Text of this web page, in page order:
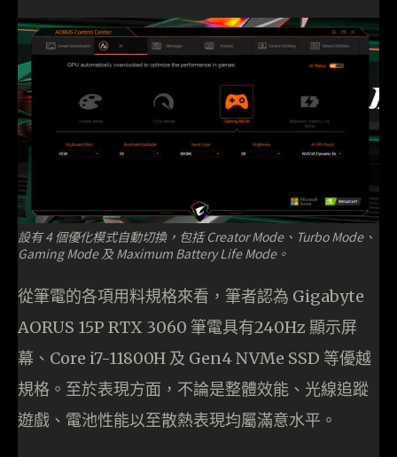
設有 4 個優化模式自動切換，包括 Creator Mode、Turbo Mode、
Gaming Mode 及 Maximum Battery Life Mode。
從筆電的各項用料規格來看，筆者認為 Gigabyte
AORUS 15P RTX 3060 筆電具有240Hz 顯示屏
幕、Core i7-11800H 及 Gen4 NVMe SSD 等優越
規格。至於表現方面，不論是整體效能、光線追蹤
遊戲、電池性能以至散熱表現均屬滿意水平。